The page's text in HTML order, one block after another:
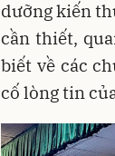
dưỡng kiến
cần thiết,
biết về các
cố lòng tin